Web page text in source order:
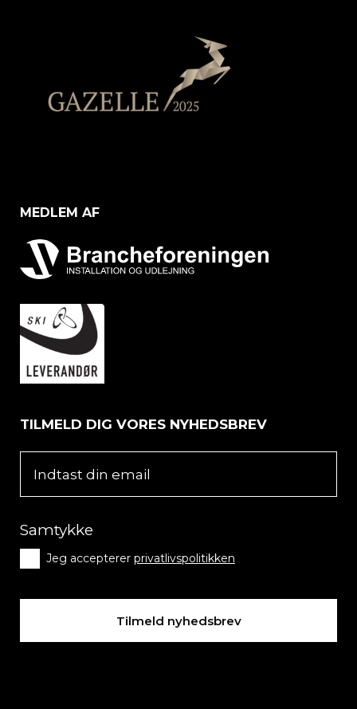
MEDLEM AF
TILMELD DIG VORES NYHEDSBREV
Samtykke
Jeg accepterer privatlivspolitikken